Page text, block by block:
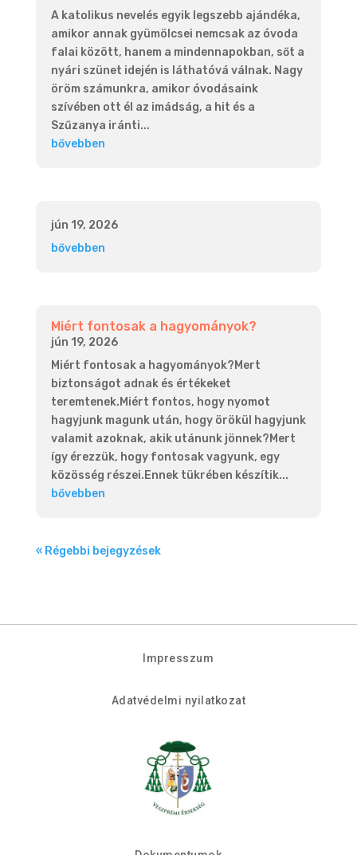
A katolikus nevelés egyik legszebb ajándéka,
amikor annak gyümölcsei nemcsak az óvoda
falai között, hanem a mindennapokban, sőt a
nyári szünet idején is láthatóvá válnak. Nagy
öröm számunkra, amikor óvodásaink
szívében ott él az imádság, a hit és a
Szűzanya iránti...
bővebben
jún 19, 2026
bővebben
Miért fontosak a hagyományok?
jún 19, 2026
Miért fontosak a hagyományok?Mert
biztonságot adnak és értékeket
teremtenek.Miért fontos, hogy nyomot
hagyjunk magunk után, hogy örökül hagyjunk
valamit azoknak, akik utánunk jönnek?Mert
így érezzük, hogy fontosak vagyunk, egy
közösség részei.Ennek tükrében készítik...
bővebben
« Régebbi bejegyzések
Impresszum
Adatvédelmi nyilatkozat